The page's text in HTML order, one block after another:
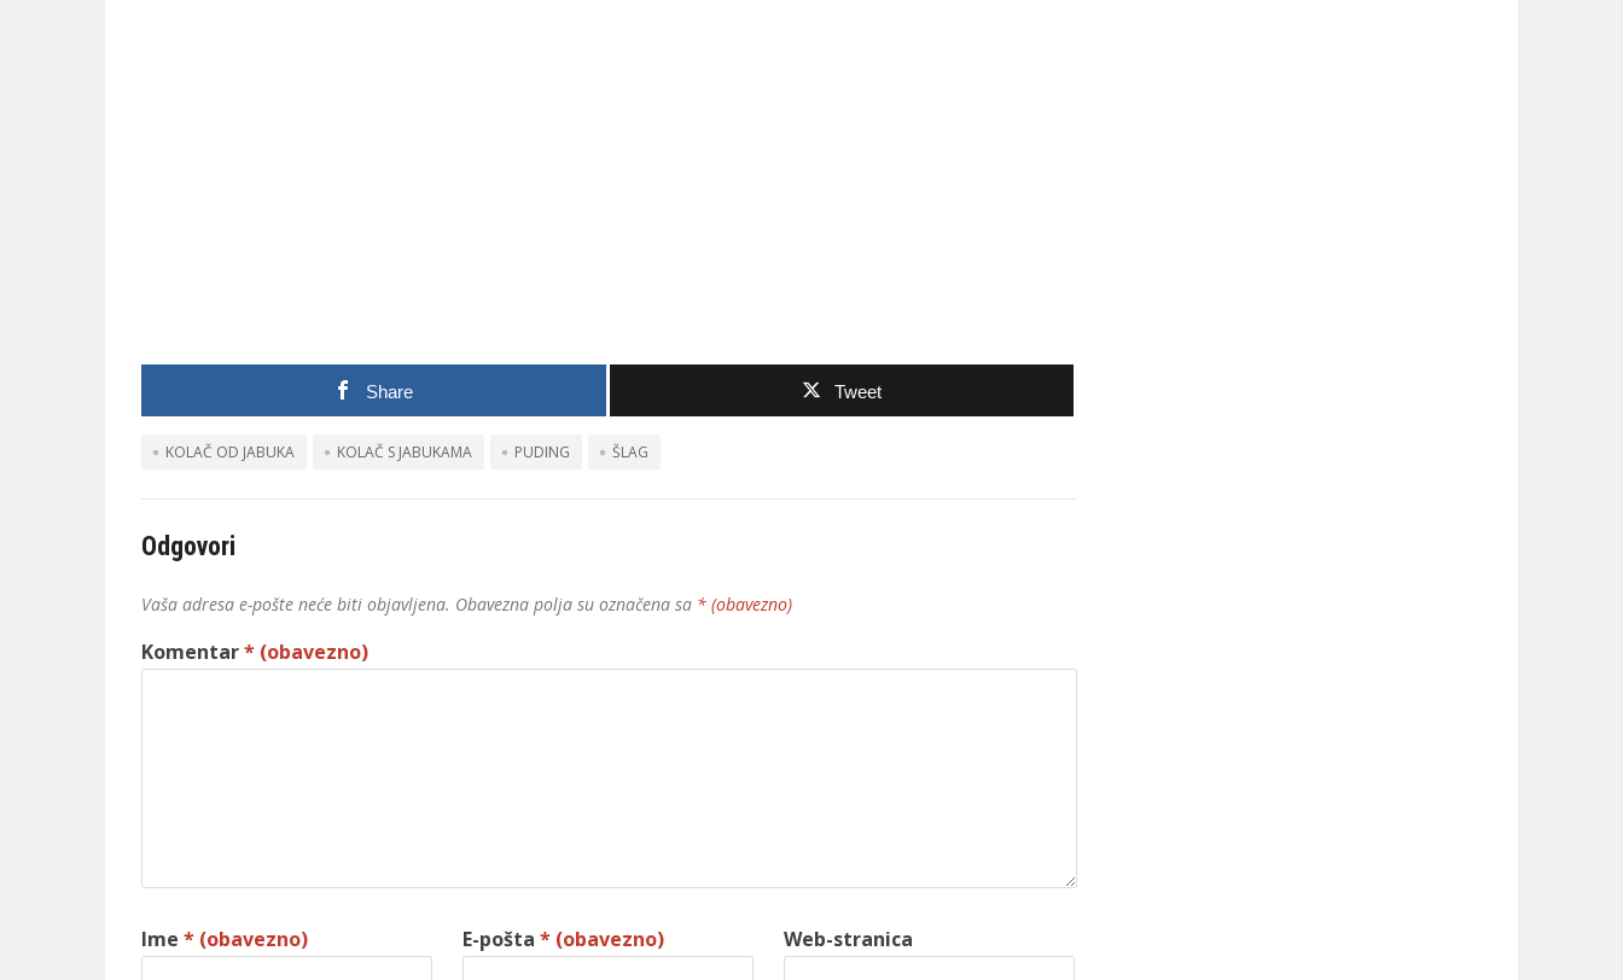
Share Tweet
KOLAČ OD JABUKA KOLAČ S JABUKAMA PUDING ŠLAG
Odgovori
Vaša adresa e-pošte neće biti objavljena. Obavezna polja su označena sa * (obavezno)
Komentar* (obavezno)
Ime * (obavezno) E-pošta * (obavezno) Web-stranica